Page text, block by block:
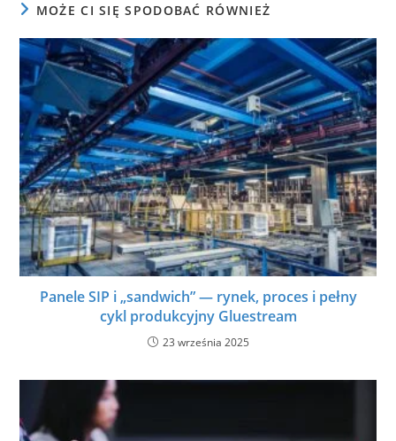
MOŻE CI SIĘ SPODOBAĆ RÓWNIEŻ
Panele SIP i „sandwich” — rynek, proces i pełny
cykl produkcyjny Gluestream
23 września 2025